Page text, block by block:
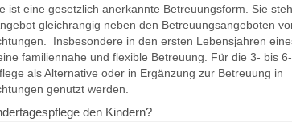
ist eine gesetzlich anerkannte Betreuungsform. Sie
gleichrangig neben den Betreuungsangeboten
Insbesondere in den ersten Lebensjahren
familiennahe und flexible Betreuung. Für die 3- bis
als Alternative oder in Ergänzung zur Betreuung in
genutzt werden.
den Kindern?